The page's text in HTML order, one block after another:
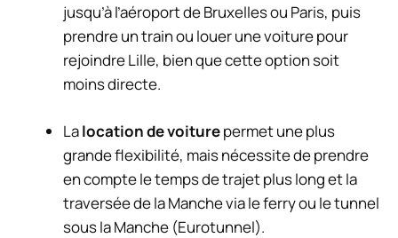
jusqu’à l’aéroport de Bruxelles ou Paris, puis
prendre un train ou louer une voiture pour
rejoindre Lille, bien que cette option soit
moins directe.
Lalocation de voiturepermet une plus
grande flexibilité, mais nécessite de prendre
en compte le temps de trajet plus long et la
traversée de la Manche via le ferry ou le tunnel
sous la Manche (Eurotunnel).